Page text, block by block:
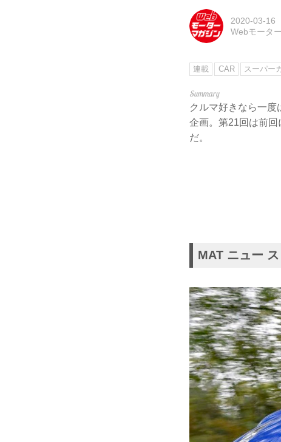
2020-03-16
Webモータ
連載 CAR スーパー
クルマ好きなら一
企画。第21回は前回
だ。
MAT ニュー ス